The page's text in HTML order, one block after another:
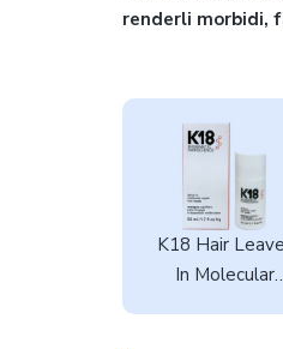
renderli morbidi,
K18 Hair
In Molecular